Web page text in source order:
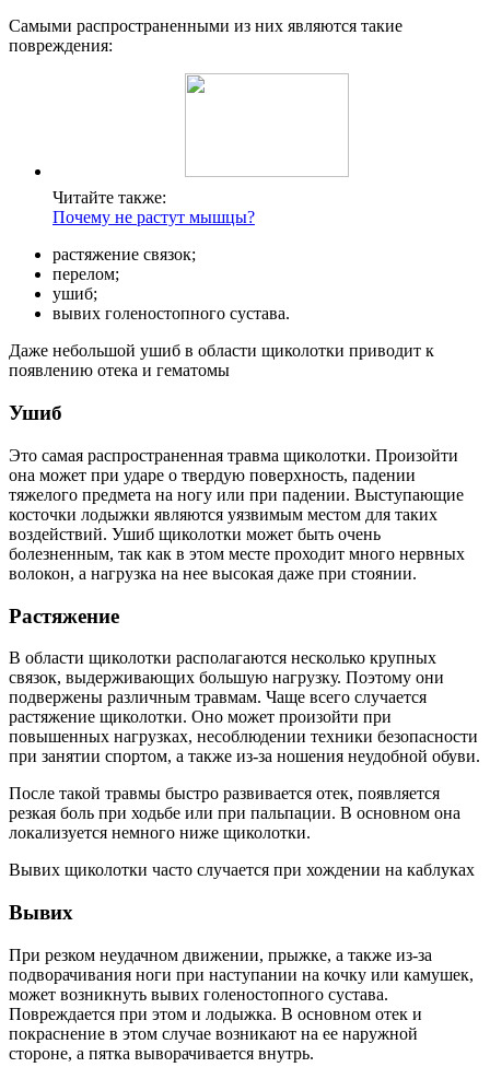
Самыми распространенными из них являются такие
повреждения:
Читайте также:
Почему не растут мышцы?
растяжение связок;
перелом;
ушиб;
вывих голеностопного сустава.
Даже небольшой ушиб в области щиколотки приводит к
появлению отека и гематомы
Ушиб
Это самая распространенная травма щиколотки. Произойти
она может при ударе о твердую поверхность, падении
тяжелого предмета на ногу или при падении. Выступающие
косточки лодыжки являются уязвимым местом для таких
воздействий. Ушиб щиколотки может быть очень
болезненным, так как в этом месте проходит много нервных
волокон, а нагрузка на нее высокая даже при стоянии.
Растяжение
В области щиколотки располагаются несколько крупных
связок, выдерживающих большую нагрузку. Поэтому они
подвержены различным травмам. Чаще всего случается
растяжение щиколотки. Оно может произойти при
повышенных нагрузках, несоблюдении техники безопасности
при занятии спортом, а также из-за ношения неудобной обуви.
После такой травмы быстро развивается отек, появляется
резкая боль при ходьбе или при пальпации. В основном она
локализуется немного ниже щиколотки.
Вывих щиколотки часто случается при хождении на каблуках
Вывих
При резком неудачном движении, прыжке, а также из-за
подворачивания ноги при наступании на кочку или камушек,
может возникнуть вывих голеностопного сустава.
Повреждается при этом и лодыжка. В основном отек и
покраснение в этом случае возникают на ее наружной
стороне, а пятка выворачивается внутрь.